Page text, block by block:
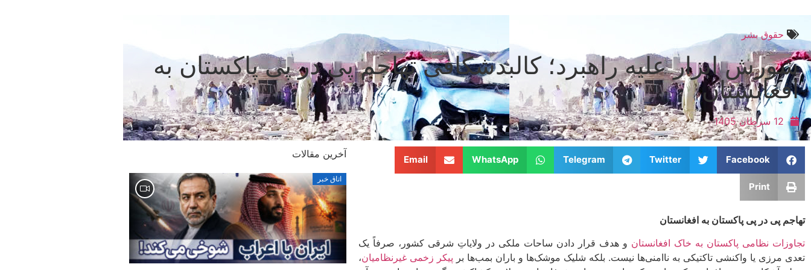
حقوق بشر
شورش ابزار علیه راهبرد؛ کالبدشکافی تهاجم پی در پی پاکستان به
افغانستان
12 سرطان 1405
Facebook
Twitter
Telegram
WhatsApp
Email
Print
تهاجم پی در پی پاکستان به افغانستان
تجاوزات نظامی پاکستان به خاک افغانستان و هدف قرار دادن ساحات ملکی در ولایاتِ شرقی کشور، صرفاً یک
تعدی مرزی یا واکنشی تاکتیکی به ناامنی‌ها نیست. بلکه شلیک موشک‌ها و باران بمب‌ها بر پیکر زخمی غیرنظامیان،
آخرین مقالات
اتاق خبر